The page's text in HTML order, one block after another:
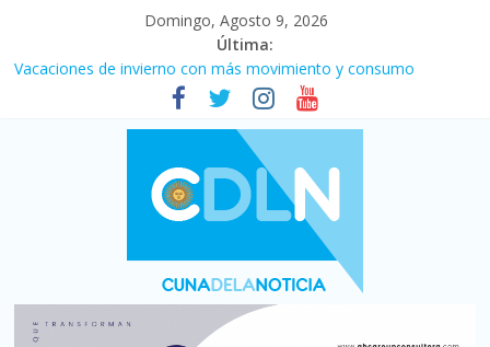
Domingo, Agosto 9, 2026
Última:
Vacaciones de invierno con más movimiento y consumo
turístico: 4,6 millones de personas viajaron por el país, un 5,9%
El agro argentino logró un récord histórico de exportaciones en
el primer semestre de 2026
Duelo internacional: Falleció Jorge Messi, el papá de Leo
La morosidad alcanzó su nivel más alto en dos décadas y ya
Desde que asumió Milei cerraron 41.000 kioscos: el sector
denuncia crisis como en 2001